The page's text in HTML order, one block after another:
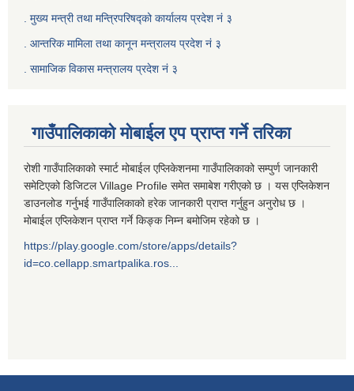
मुख्य मन्त्री तथा मन्त्रिपरिषद्को कार्यालय प्रदेश नं ३
आन्तरिक मामिला तथा कानून मन्त्रालय प्रदेश नं ३
सामाजिक विकास मन्त्रालय प्रदेश नं ३
गाउँपालिकाको मोबाईल एप प्राप्त गर्ने तरिका
रोशी गाउँपालिकाको स्मार्ट मोबाईल एप्लिकेशनमा गाउँपालिकाको सम्पुर्ण जानकारी
समेटिएको डिजिटल Village Profile समेत समाबेश गरीएको छ । यस एप्लिकेशन
डाउनलोड गर्नुभई गाउँपालिकाको हरेक जानकारी प्राप्त गर्नुहुन अनुरोध छ ।
मोबाईल एप्लिकेशन प्राप्त गर्ने किङ्क निम्न बमोजिम रहेको छ ।
https://play.google.com/store/apps/details?
id=co.cellapp.smartpalika.ros...